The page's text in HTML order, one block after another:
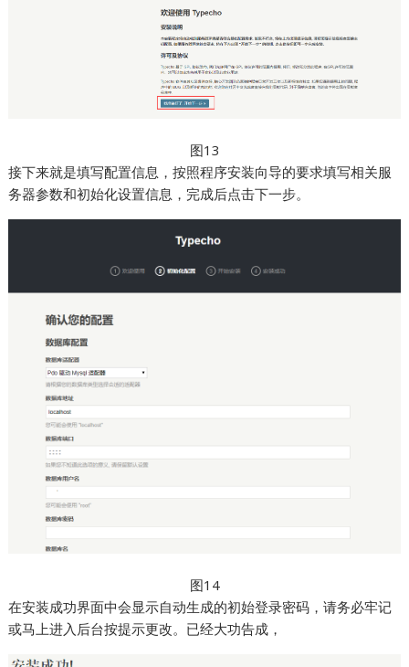
图13
接下来就是填写配置信息，按照程序安装向导的要求填写相关服
务器参数和初始化设置信息，完成后点击下一步。
图14
在安装成功界面中会显示自动生成的初始登录密码，请务必牢记
或马上进入后台按提示更改。已经大功告成，